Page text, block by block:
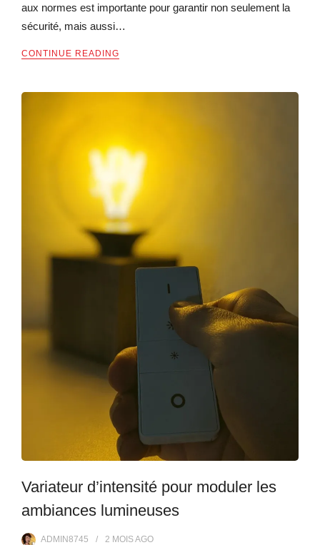
aux normes est importante pour garantir non seulement la
sécurité, mais aussi…
CONTINUE READING
Variateur d’intensité pour moduler les
ambiances lumineuses
ADMIN8745 2 MOISAGO